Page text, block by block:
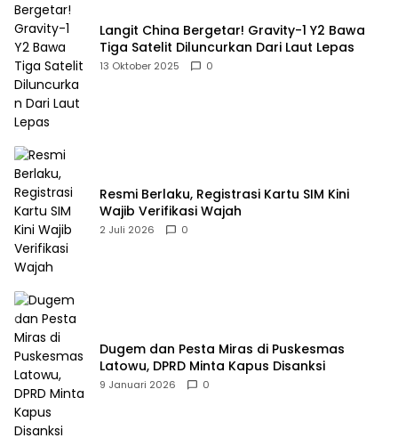
Langit China Bergetar! Gravity-1 Y2 Bawa
Tiga Satelit Diluncurkan Dari Laut Lepas
13 Oktober 2025 0
Resmi Berlaku, Registrasi Kartu SIM Kini
Wajib Verifikasi Wajah
2 Juli 2026 0
Dugem dan Pesta Miras di Puskesmas
Latowu, DPRD Minta Kapus Disanksi
9 Januari 2026 0